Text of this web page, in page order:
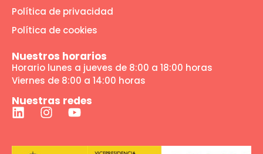
Política de privacidad
Política de cookies
Nuestros horarios
Horario lunes a jueves de 8:00 a 18:00 horas
Viernes de 8:00 a 14:00 horas
Nuestras redes